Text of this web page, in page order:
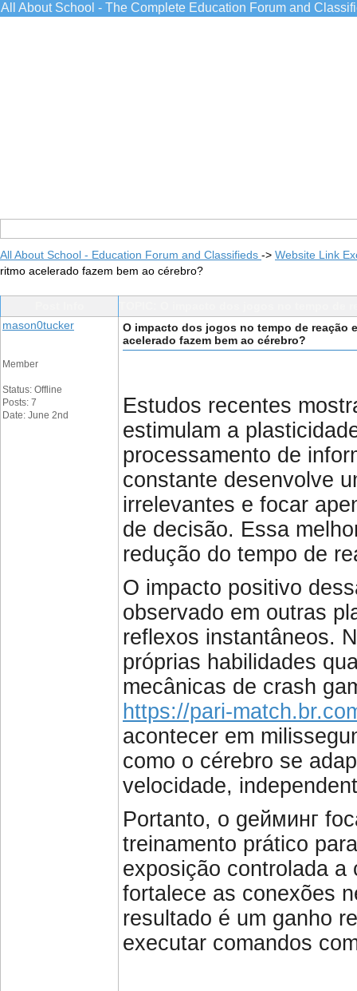
All About School - The Complete Education Forum and
All About School - Education Forum and Classifieds -> Website Link
ritmo acelerado fazem bem ao cérebro?
mason0tucker
Member
Status: Offline
Posts: 7
Date: June 2nd
O impacto dos jogos no tempo de
acelerado fazem bem ao cérebro?
Estudos recentes
estimulam a
processamento de
constante desenvolve
irrelevantes e focar
de decisão. Essa
redução do tempo de
O impacto positivo
observado em outras
reflexos instantâneos.
próprias habilidades
mecânicas de crash
https://pari-
acontecer em
como o cérebro se
velocidade,
Portanto, o gейминг
treinamento prático
exposição controlada
fortalece as conexões
resultado é um ganho
executar comandos